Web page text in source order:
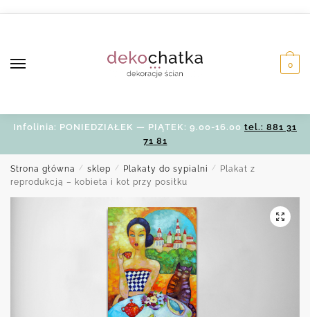
0
Infolinia: PONIEDZIAŁEK — PIĄTEK: 9.00-16.00 tel.: 881 31
71 81
Strona główna / sklep / Plakaty do sypialni /
Plakat z
reprodukcją – kobieta i kot przy posiłku